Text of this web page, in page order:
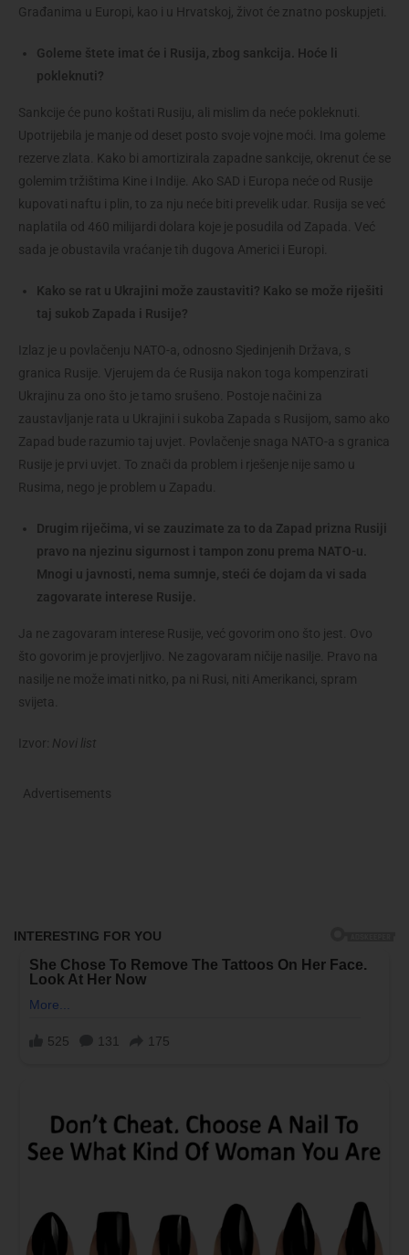
Građanima u Europi, kao i u Hrvatskoj, život će znatno poskupjeti.
Goleme štete imat će i Rusija, zbog sankcija. Hoće li
pokleknuti?
Sankcije će puno koštati Rusiju, ali mislim da neće pokleknuti.
Upotrijebila je manje od deset posto svoje vojne moći. Ima goleme
rezerve zlata. Kako bi amortizirala zapadne sankcije, okrenut će se
golemim tržištima Kine i Indije. Ako SAD i Europa neće od Rusije
kupovati naftu i plin, to za nju neće biti prevelik udar. Rusija se već
naplatila od 460 milijardi dolara koje je posudila od Zapada. Već
sada je obustavila vraćanje tih dugova Americi i Europi.
Kako se rat u Ukrajini može zaustaviti? Kako se može riješiti
taj sukob Zapada i Rusije?
Izlaz je u povlačenju NATO-a, odnosno Sjedinjenih Država, s
granica Rusije. Vjerujem da će Rusija nakon toga kompenzirati
Ukrajinu za ono što je tamo srušeno. Postoje načini za
zaustavljanje rata u Ukrajini i sukoba Zapada s Rusijom, samo ako
Zapad bude razumio taj uvjet. Povlačenje snaga NATO-a s granica
Rusije je prvi uvjet. To znači da problem i rješenje nije samo u
Rusima, nego je problem u Zapadu.
Drugim riječima, vi se zauzimate za to da Zapad prizna Rusiji
pravo na njezinu sigurnost i tampon zonu prema NATO-u.
Mnogi u javnosti, nema sumnje, steći će dojam da vi sada
zagovarate interese Rusije.
Ja ne zagovaram interese Rusije, već govorim ono što jest. Ovo
što govorim je provjerljivo. Ne zagovaram ničije nasilje. Pravo na
nasilje ne može imati nitko, pa ni Rusi, niti Amerikanci, spram
svijeta.
Izvor: Novi list
Advertisements